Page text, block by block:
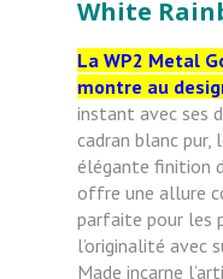
White
La WP2 Metal
montre au
instant avec ses
cadran blanc pur,
élégante finition
offre une allure
parfaite pour les
l’originalité avec
Made incarne